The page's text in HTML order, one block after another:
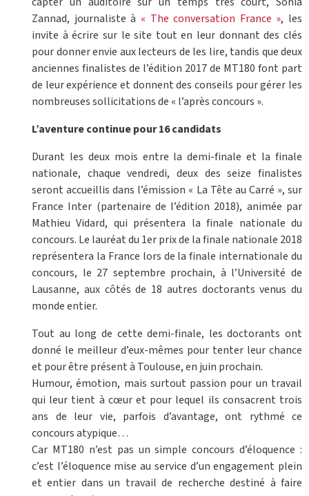
Zannad, journaliste à « The conversation France », les
invite à écrire sur le site tout en leur donnant des clés
pour donner envie aux lecteurs de les lire, tandis que deux
anciennes finalistes de l’édition 2017 de MT180 font part
de leur expérience et donnent des conseils pour gérer les
nombreuses sollicitations de « l’après concours ».
L’aventure continue pour 16 candidats
Durant les deux mois entre la demi-finale et la finale
nationale, chaque vendredi, deux des seize finalistes
seront accueillis dans l’émission « La Tête au Carré », sur
France Inter (partenaire de l’édition 2018), animée par
Mathieu Vidard, qui présentera la finale nationale du
concours. Le lauréat du 1er prix de la finale nationale 2018
représentera la France lors de la finale internationale du
concours, le 27 septembre prochain, à l’Université de
Lausanne, aux côtés de 18 autres doctorants venus du
monde entier.
Tout au long de cette demi-finale, les doctorants ont
donné le meilleur d’eux-mêmes pour tenter leur chance
et pour être présent à Toulouse, en juin prochain.
Humour, émotion, mais surtout passion pour un travail
qui leur tient à cœur et pour lequel ils consacrent trois
ans de leur vie, parfois d’avantage, ont rythmé ce
concours atypique…
Car MT180 n’est pas un simple concours d’éloquence :
c’est l’éloquence mise au service d’un engagement plein
et entier dans un travail de recherche destiné à faire